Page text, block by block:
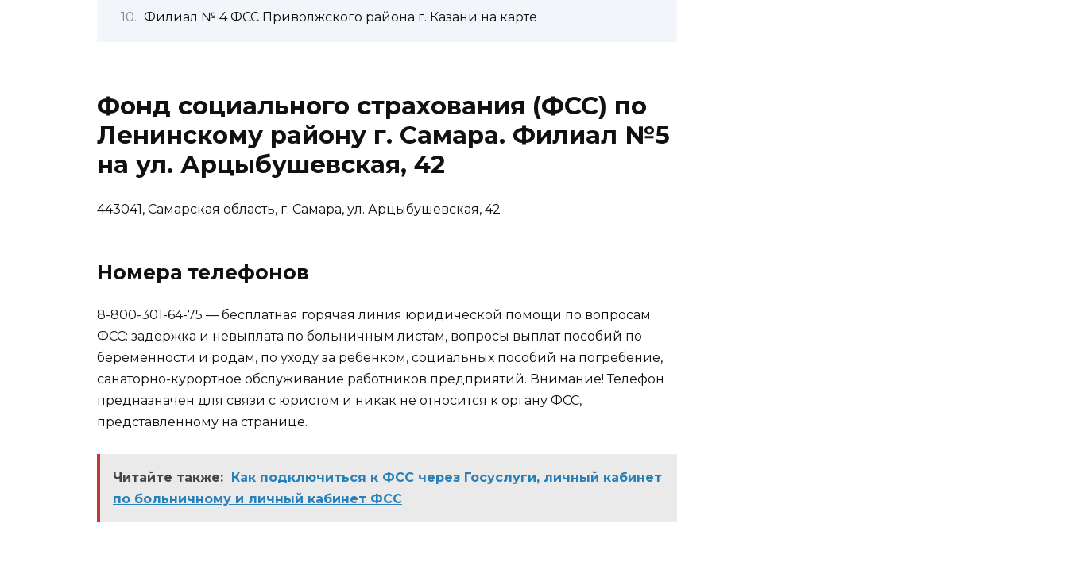
Филиал № 4 ФСС Приволжского района г. Казани на карте
Фонд социального страхования (ФСС) по
Ленинскому району г. Самара. Филиал №5
на ул. Арцыбушевская, 42
443041, Самарская область, г. Самара, ул. Арцыбушевская, 42
Номера телефонов
8-800-301-64-75 — бесплатная горячая линия юридической помощи по вопросам
ФСС: задержка и невыплата по больничным листам, вопросы выплат пособий по
беременности и родам, по уходу за ребенком, социальных пособий на погребение,
санаторно-курортное обслуживание работников предприятий. Внимание! Телефон
предназначен для связи с юристом и никак не относится к органу ФСС,
представленному на странице.
Читайте также: Как подключиться к ФСС через Госуслуги, личный кабинет
по больничному и личный кабинет ФСС